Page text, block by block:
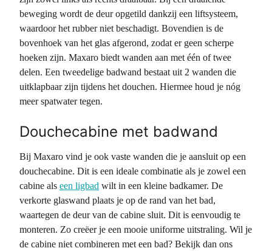
beweging wordt de deur opgetild dankzij een liftsysteem,
waardoor het rubber niet beschadigt. Bovendien is de
bovenhoek van het glas afgerond, zodat er geen scherpe
hoeken zijn. Maxaro biedt wanden aan met één of twee
delen. Een tweedelige badwand bestaat uit 2 wanden die
uitklapbaar zijn tijdens het douchen. Hiermee houd je nóg
meer spatwater tegen.
Douchecabine met badwand
Bij Maxaro vind je ook vaste wanden die je aansluit op een
douchecabine. Dit is een ideale combinatie als je zowel een
cabine als een ligbad wilt in een kleine badkamer. De
verkorte glaswand plaats je op de rand van het bad,
waartegen de deur van de cabine sluit. Dit is eenvoudig te
monteren. Zo creëer je een mooie uniforme uitstraling. Wil je
de cabine niet combineren met een bad? Bekijk dan ons